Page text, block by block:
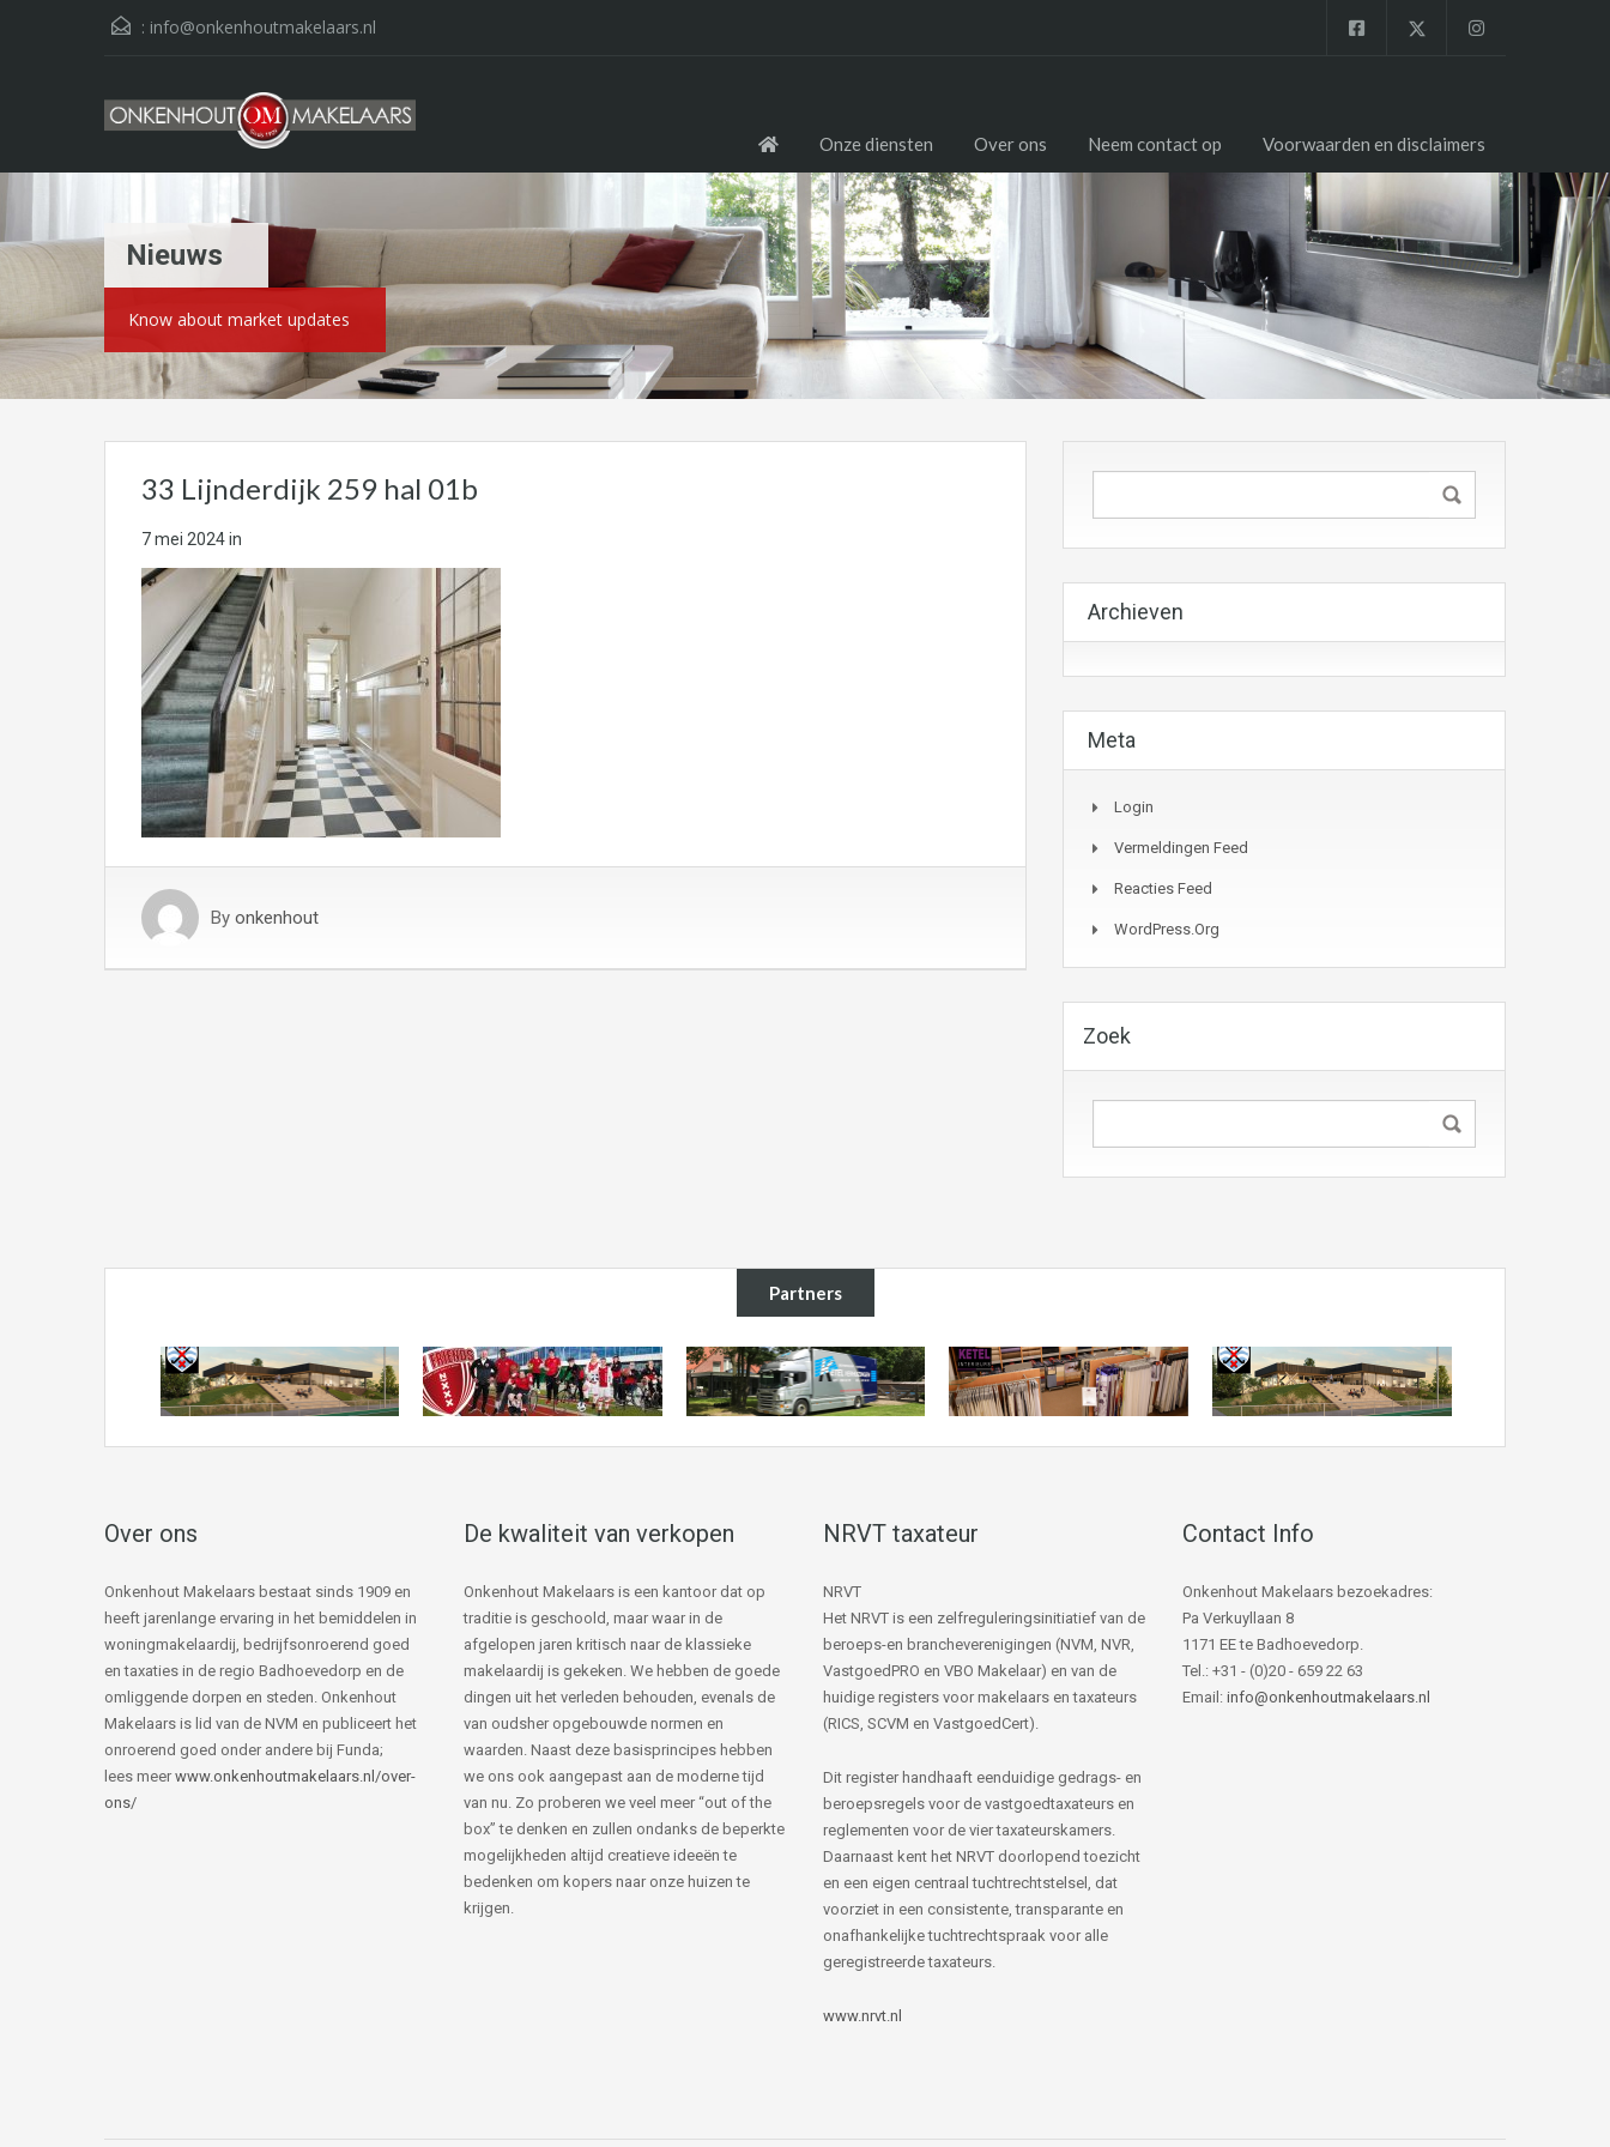
: info@onkenhoutmakelaars.nl
Onze diensten Over ons Neem contact op Voorwaarden en disclaimers
Nieuws
Know about market updates
33 Lijnderdijk 259 hal 01b
7 mei 2024in
By onkenhout
Archieven
Meta
Login
Vermeldingen Feed
Reacties Feed
WordPress.org
Zoek
Partners
Over ons
Onkenhout Makelaars bestaat sinds 1909 en
heeft jarenlange ervaring in het bemiddelen in
woningmakelaardij, bedrijfsonroerend goed
en taxaties in de regio Badhoevedorp en de
omliggende dorpen en steden. Onkenhout
Makelaars is lid van de NVM en publiceert het
onroerend goed onder andere bij Funda;
lees meer www.onkenhoutmakelaars.nl/over-
ons/
De kwaliteit van verkopen
Onkenhout Makelaars is een kantoor dat op
traditie is geschoold, maar waar in de
afgelopen jaren kritisch naar de klassieke
makelaardij is gekeken. We hebben de goede
dingen uit het verleden behouden, evenals de
van oudsher opgebouwde normen en
waarden. Naast deze basisprincipes hebben
we ons ook aangepast aan de moderne tijd
van nu. Zo proberen we veel meer “out of the
box” te denken en zullen ondanks de beperkte
mogelijkheden altijd creatieve ideeën te
bedenken om kopers naar onze huizen te
krijgen.
NRVT taxateur
NRVT
Het NRVT is een zelfreguleringsinitiatief van de
beroeps-en brancheverenigingen (NVM, NVR,
VastgoedPRO en VBO Makelaar) en van de
huidige registers voor makelaars en taxateurs
(RICS, SCVM en VastgoedCert).
Dit register handhaaft eenduidige gedrags- en
beroepsregels voor de vastgoedtaxateurs en
reglementen voor de vier taxateurskamers.
Daarnaast kent het NRVT doorlopend toezicht
en een eigen centraal tuchtrechtstelsel, dat
voorziet in een consistente, transparante en
onafhankelijke tuchtrechtspraak voor alle
geregistreerde taxateurs.
www.nrvt.nl
Contact Info
Onkenhout Makelaars bezoekadres:
Pa Verkuyllaan 8
1171 EE te Badhoevedorp.
Tel.: +31 - (0)20 - 659 22 63
Email: info@onkenhoutmakelaars.nl